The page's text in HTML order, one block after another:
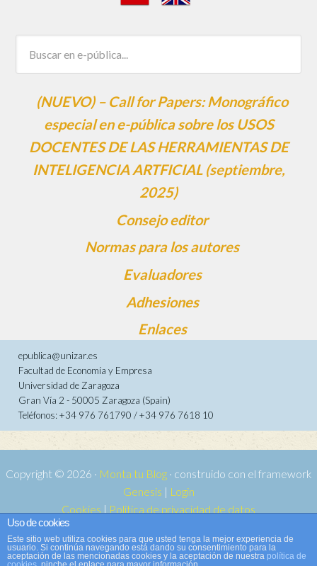
(NUEVO) – Call for Papers: Monográfico
especial en e-pública sobre los USOS
DOCENTES DE LAS HERRAMIENTAS DE
INTELIGENCIA ARTFICIAL (septiembre,
2025)
Consejo editor
Normas para los autores
Evaluadores
Adhesiones
Enlaces
epublica@unizar.es
Facultad de Economía y Empresa
Universidad de Zaragoza
Gran Vía 2 - 50005 Zaragoza (Spain)
Teléfonos: +34 976 761790 / +34 976 7618 10
Copyright © 2026 · Monta tu Blog· construido con el framework
Genesis | Login
Cookies | Política de privacidad de datos
Copyright © 2026 ·
WordPress·Acceder
Uso de cookies
Este sitio web utiliza cookies para que usted tenga la mejor experiencia de
usuario. Si continúa navegando está dando su consentimiento para la
aceptación de las mencionadas cookies y la aceptación de nuestra política de